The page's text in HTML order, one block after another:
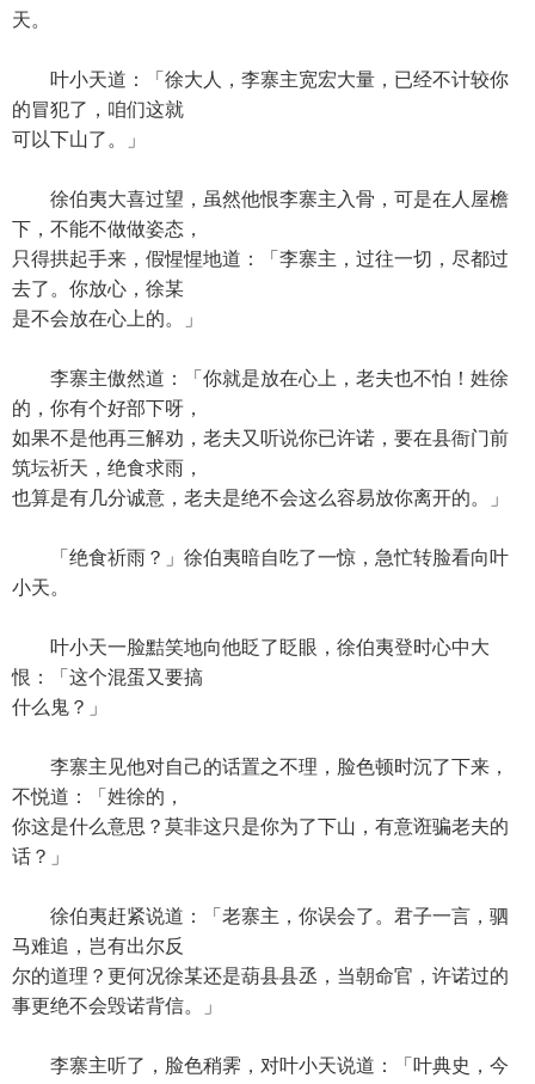
天。
叶小天道：「徐大人，李寨主宽宏大量，已经不计较你
的冒犯了，咱们这就
可以下山了。」
徐伯夷大喜过望，虽然他恨李寨主入骨，可是在人屋檐
下，不能不做做姿态，
只得拱起手来，假惺惺地道：「李寨主，过往一切，尽都过
去了。你放心，徐某
是不会放在心上的。」
李寨主傲然道：「你就是放在心上，老夫也不怕！姓徐
的，你有个好部下呀，
如果不是他再三解劝，老夫又听说你已许诺，要在县衙门前
筑坛祈天，绝食求雨，
也算是有几分诚意，老夫是绝不会这么容易放你离开的。」
「绝食祈雨？」徐伯夷暗自吃了一惊，急忙转脸看向叶
小天。
叶小天一脸黠笑地向他眨了眨眼，徐伯夷登时心中大
恨：「这个混蛋又要搞
什么鬼？」
李寨主见他对自己的话置之不理，脸色顿时沉了下来，
不悦道：「姓徐的，
你这是什么意思？莫非这只是你为了下山，有意诳骗老夫的
话？」
徐伯夷赶紧说道：「老寨主，你误会了。君子一言，驷
马难追，岂有出尔反
尔的道理？更何况徐某还是葫县县丞，当朝命官，许诺过的
事更绝不会毁诺背信。」
李寨主听了，脸色稍霁，对叶小天说道：「叶典史，今